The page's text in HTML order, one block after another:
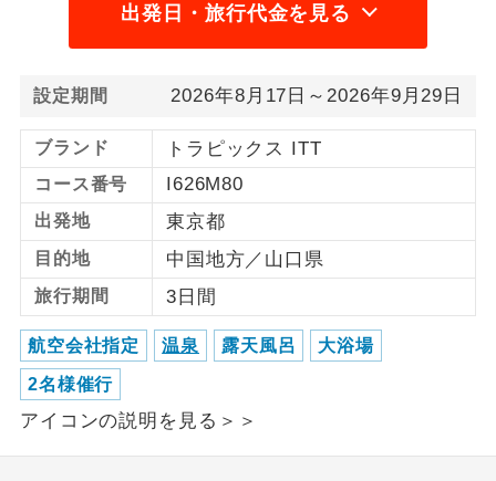
出発日・旅行代金を見る
設定期間 2026年8月17日～2026年9月29日
ブランド トラピックス ITT
コース番号 I626M80
出発地 東京都
目的地 中国地方／山口県
旅行期間 3日間
航空会社指定 温泉 露天風呂 大浴場
2名様催行
アイコンの説明を見る＞＞
航空会社指定
利用航空会社が指定なので、ご出発の計
ホテル指定
ご紹介するホテルを指定したコースで
おひとり様バ
ス2席利用
す。